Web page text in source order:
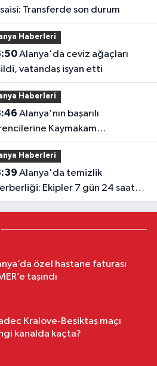
Transferde son durum
Haberleri
Alanya'da ceviz ağaçları
vatandaş isyan etti
Haberleri
Kaymakam
tebrik
Haberleri
Ekipler 7 gün 24 saat
özel hastane faturası
taşındı
Kralove-Beşiktaş maçı
kanalda kaçta?